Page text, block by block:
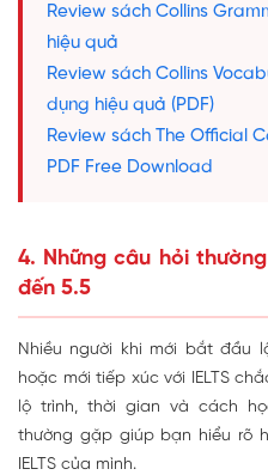
Review sách Collins
hiệu quả
Review sách Collins
dụng hiệu quả (PDF)
Review sách The Official
PDF Free Download
4. Những câu hỏi
đến 5.5
Nhiều người khi mới bắt đầu
hoặc mới tiếp xúc với IELTS
lộ trình, thời gian và cách
thường gặp giúp bạn hiểu rõ
IELTS của mình.